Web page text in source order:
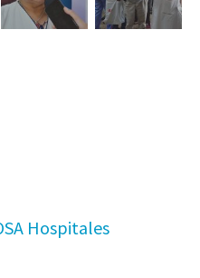
Hospitales